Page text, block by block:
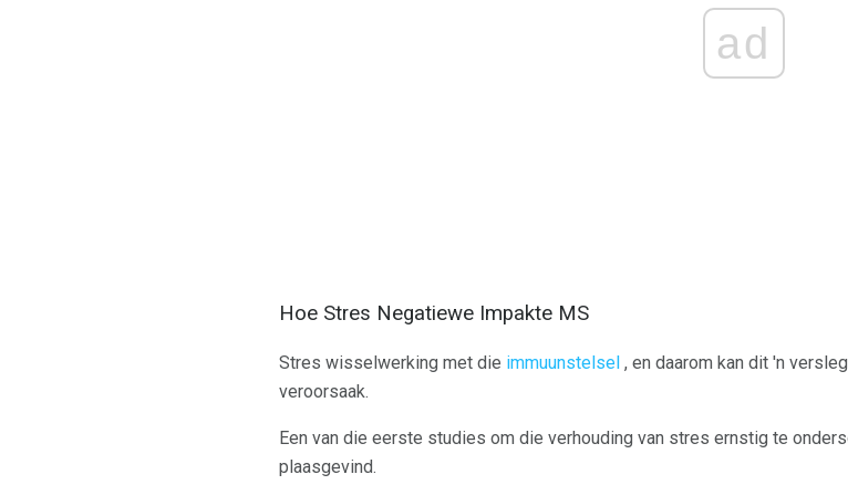
ad
Hoe Stres Negatiewe Impakte MS
Stres wisselwerking met die immuunstelsel , en daarom kan dit 'n
veroorsaak.
Een van die eerste studies om die verhouding van stres ernstig te
plaasgevind.